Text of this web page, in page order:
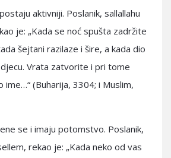
aktivniji. Poslanik, sallallahu
je: „Kada se noć spušta zadržite
šejtani razilaze i šire, a kada dio
Vrata zatvorite i pri tome
ime…“ (Buharija, 3304; i Muslim,
se i imaju potomstvo. Poslanik,
rekao je: „Kada neko od vas